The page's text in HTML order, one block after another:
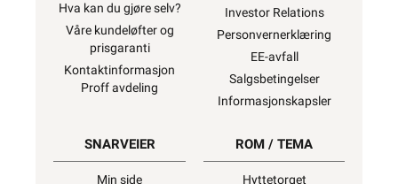
Hva kan du gjøre selv?
Våre kundeløfter og
prisgaranti
Kontaktinformasjon
Proff avdeling
Investor Relations
Personvernerklæring
EE-avfall
Salgsbetingelser
Informasjonskapsler
SNARVEIER
Min side
ROM / TEMA
Hyttetorget